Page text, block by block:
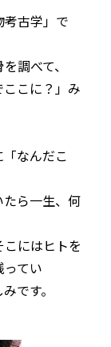
古学」で
調べて、
ここに？」み
なんだこ
ら一生、何
にはヒトを
てい
です。